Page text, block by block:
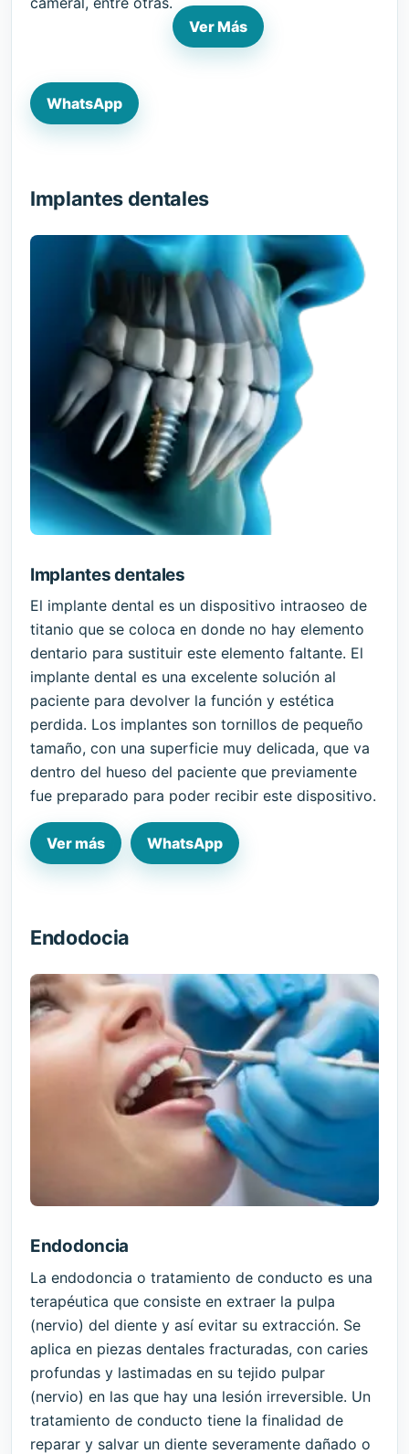
Ver Más
WhatsApp
Implantes dentales
Implantes dentales
El implante dental es un dispositivo intraoseo de
titanio que se coloca en donde no hay elemento
dentario para sustituir este elemento faltante. El
implante dental es una excelente solución al
paciente para devolver la función y estética
perdida. Los implantes son tornillos de pequeño
tamaño, con una superficie muy delicada, que va
dentro del hueso del paciente que previamente
fue preparado para poder recibir este dispositivo.
Ver más WhatsApp
Endodocia
Endodoncia
La endodoncia o tratamiento de conducto es una
terapéutica que consiste en extraer la pulpa
(nervio) del diente y así evitar su extracción. Se
aplica en piezas dentales fracturadas, con caries
profundas y lastimadas en su tejido pulpar
(nervio) en las que hay una lesión irreversible. Un
tratamiento de conducto tiene la finalidad de
reparar y salvar un diente severamente dañado o